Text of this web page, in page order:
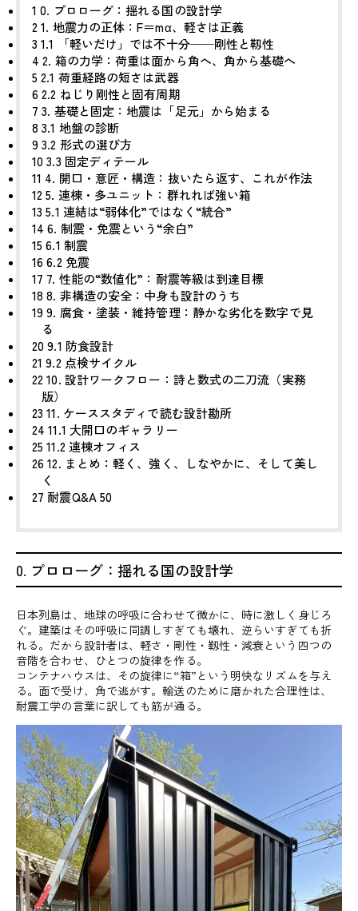
1 0. プロローグ：揺れる国の設計学
2 1. 地震力の正体：F＝mα、軽さは正義
3 1.1 「軽いだけ」では不十分──剛性と靱性
4 2. 箱の力学：荷重は面から角へ、角から基礎へ
5 2.1 荷重経路の短さは武器
6 2.2 ねじり剛性と固有周期
7 3. 基礎と固定：地震は「足元」から始まる
8 3.1 地盤の診断
9 3.2 形式の選び方
10 3.3 固定ディテール
11 4. 開口・意匠・構造：抜いたら返す、これが作法
12 5. 連棟・多ユニット：群れれば強い箱
13 5.1 連結は“弱体化”ではなく“統合”
14 6. 制震・免震という“余白”
15 6.1 制震
16 6.2 免震
17 7. 性能の“数値化”：耐震等級は到達目標
18 8. 非構造の安全：中身も設計のうち
19 9. 腐食・塗装・維持管理：静かな劣化を数字で見
る
20 9.1 防食設計
21 9.2 点検サイクル
22 10. 設計ワークフロー：詩と数式の二刀流（実務
版）
23 11. ケーススタディで読む設計勘所
24 11.1 大開口のギャラリー
25 11.2 連棟オフィス
26 12. まとめ：軽く、強く、しなやかに、そして美し
く
27 耐震Q&A 50
0. プロローグ：揺れる国の設計学
日本列島は、地球の呼吸に合わせて微かに、時に激しく身じろ
ぐ。建築はその呼吸に同調しすぎても壊れ、逆らいすぎても折
れる。だから設計者は、軽さ・剛性・靱性・減衰という四つの
音階を合わせ、ひとつの旋律を作る。
コンテナハウスは、その旋律に“箱”という明快なリズムを与え
る。面で受け、角で逃がす。輸送のために磨かれた合理性は、
耐震工学の言葉に訳しても筋が通る。